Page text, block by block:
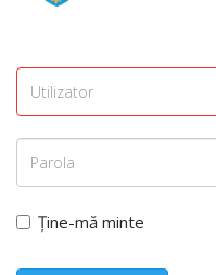
Ține-mă minte